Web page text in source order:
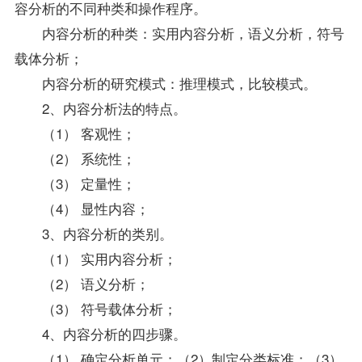
容分析的不同种类和操作程序。
内容分析的种类：实用内容分析，语义分析，符号
载体分析；
内容分析的研究模式：推理模式，比较模式。
2、内容分析法的特点。
（1） 客观性；
（2） 系统性；
（3） 定量性；
（4） 显性内容；
3、内容分析的类别。
（1） 实用内容分析；
（2） 语义分析；
（3） 符号载体分析；
4、内容分析的四步骤。